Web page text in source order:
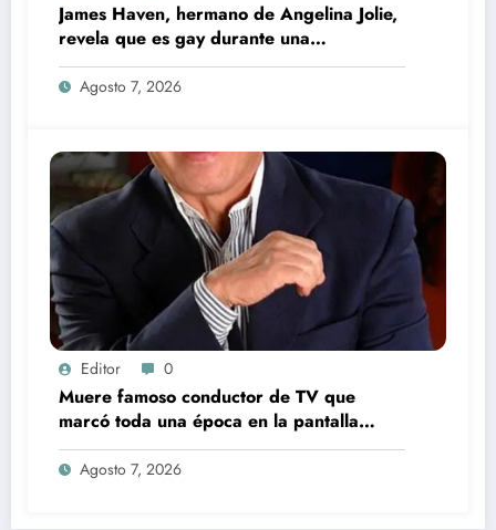
James Haven, hermano de Angelina Jolie,
revela que es gay durante una
transmisión en vivo junto a su exesposa
Agosto 7, 2026
Editor 0
Muere famoso conductor de TV que
marcó toda una época en la pantalla
chica, así fue su repentino fallecimiento
Agosto 7, 2026